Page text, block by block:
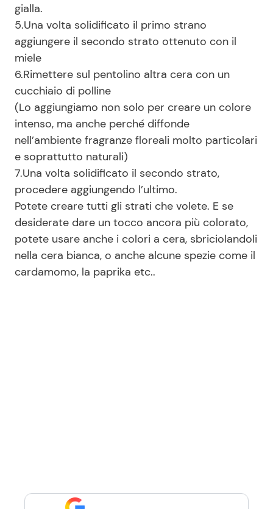
gialla.
5.Una volta solidificato il primo strano
aggiungere il secondo strato ottenuto con il
miele
6.Rimettere sul pentolino altra cera con un
cucchiaio di polline
(Lo aggiungiamo non solo per creare un colore
intenso, ma anche perché diffonde
nell’ambiente fragranze floreali molto particolari
e soprattutto naturali)
7.Una volta solidificato il secondo strato,
procedere aggiungendo l’ultimo.
Potete creare tutti gli strati che volete. E se
desiderate dare un tocco ancora più colorato,
potete usare anche i colori a cera, sbriciolandoli
nella cera bianca, o anche alcune spezie come il
cardamomo, la paprika etc..